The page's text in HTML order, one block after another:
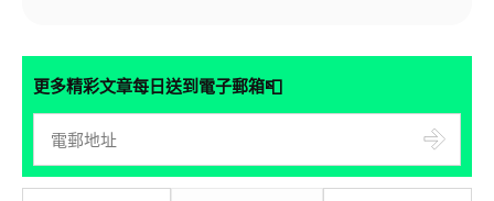
更多精彩文章每日送到電子郵箱📮